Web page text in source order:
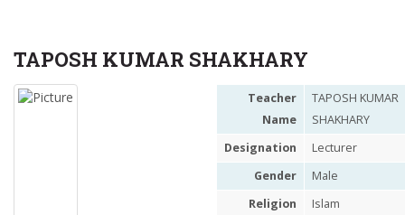
TAPOSH KUMAR SHAKHARY
Teacher
Name
TAPOSH KUMAR
SHAKHARY
Designation
Lecturer
Gender
Male
Religion
Islam